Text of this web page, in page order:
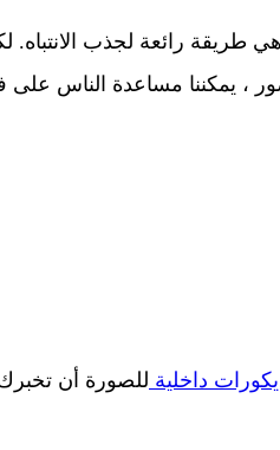
طريقة رائعة لجذب الانتباه.
، يمكننا مساعدة الناس
داخلية للصورة أن